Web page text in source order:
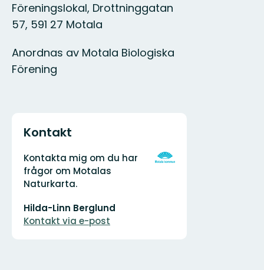
Föreningslokal, Drottninggatan
57, 591 27 Motala
Anordnas av Motala Biologiska
Förening
Kontakt
Adress
Kontakta mig om du har
frågor om Motalas
Naturkarta.
postadress
Hilda-Linn Berglund
Kontakt via e-post
Organisationens